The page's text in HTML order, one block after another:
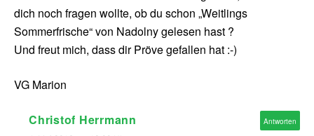
dich noch fragen wollte, ob du schon „Weitlings
Sommerfrische“ von Nadolny gelesen hast ?
Und freut mich, dass dir Pröve gefallen hat :-)
VG Marion
Christof Herrmann Antworten